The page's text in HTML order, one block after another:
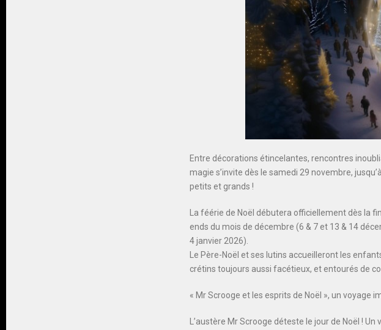
Entre décorations étincelantes, rencontres
magie s’invite dès le samedi 29 novembre,
petits et grands !
La féérie de Noël débutera officiellement dès la
ends du mois de décembre (6 & 7 et 13 & 14
4 janvier 2026).
Le Père-Noël et ses lutins accueilleront les
crétins toujours aussi facétieux, et entourés de
« Mr Scrooge et les esprits de Noël », un voyage
L’austère Mr Scrooge déteste le jour de Noël !